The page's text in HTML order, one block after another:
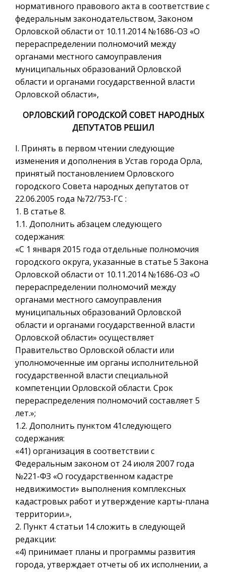
нормативного правового акта в соответствие с
федеральным законодательством, Законом
Орловской области от 10.11.2014 №1686-ОЗ «О
перераспределении полномочий между
органами местного самоуправления
муниципальных образований Орловской
области и органами государственной власти
Орловской области»,
ОРЛОВСКИЙ ГОРОДСКОЙ СОВЕТ НАРОДНЫХ
ДЕПУТАТОВ РЕШИЛ
I. Принять в первом чтении следующие
изменения и дополнения в Устав города Орла,
принятый постановлением Орловского
городского Совета народных депутатов от
22.06.2005 года №72/753-ГС :
1. В статье 8.
1.1. Дополнить абзацем следующего
содержания:
«С 1 января 2015 года отдельные полномочия
городского округа, указанные в статье 5 Закона
Орловской области от 10.11.2014 №1686-ОЗ «О
перераспределении полномочий между
органами местного самоуправления
муниципальных образований Орловской
области и органами государственной власти
Орловской области» осуществляет
Правительство Орловской области или
уполномоченные им органы исполнительной
государственной власти специальной
компетенции Орловской области. Срок
перераспределения полномочий составляет 5
лет.»;
1.2. Дополнить пунктом 41следующего
содержания:
«41) организация в соответствии с
Федеральным законом от 24 июля 2007 года
№221-ФЗ «О государственном кадастре
недвижимости» выполнения комплексных
кадастровых работ и утверждение карты-плана
территории.»,
2. Пункт 4 статьи 14 сложить в следующей
редакции:
«4) принимает планы и программы развития
города, утверждает отчеты об их исполнении, а